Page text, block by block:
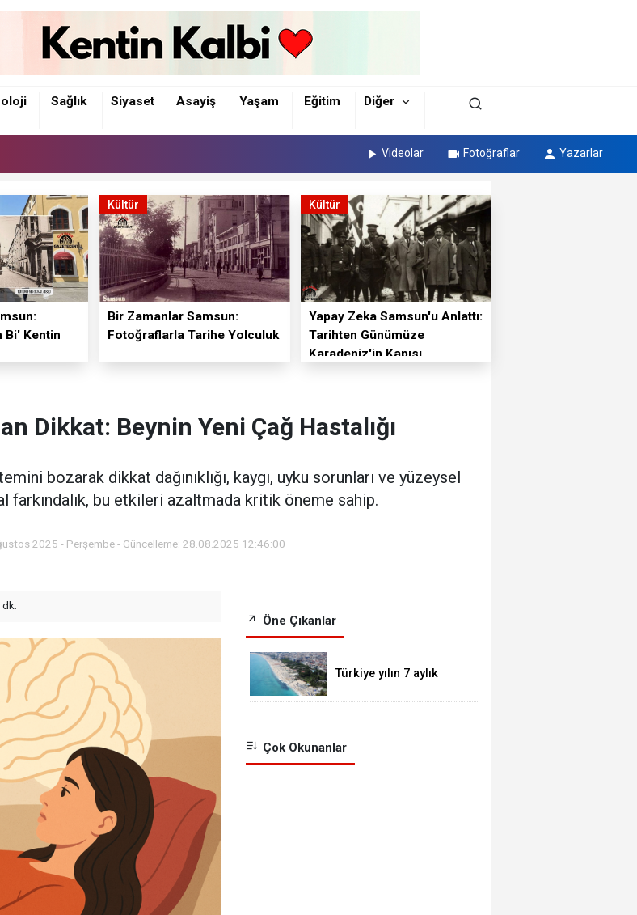
Sağlık Siyaset Asayiş Yaşam Eğitim Diğer
Videolar Fotoğraflar Yazarlar
Bi' Kentin
Kültür
Bir Zamanlar Samsun:
Fotoğraflarla Tarihe Yolculuk
Kültür
Yapay Zeka Samsun'u Anlattı:
Tarihten Günümüze
Karadeniz'in Kapısı
Dikkat: Beynin Yeni Çağ Hastalığı
bozarak dikkat dağınıklığı, kaygı, uyku sorunları ve yüzeysel
farkındalık, bu etkileri azaltmada kritik öneme sahip.
2025 - Perşembe - Güncelleme: 28.08.2025 12:46:00
Öne Çıkanlar
Türkiye yılın 7 aylık
aşkın yabancı ziyaretçi
Çok Okunanlar